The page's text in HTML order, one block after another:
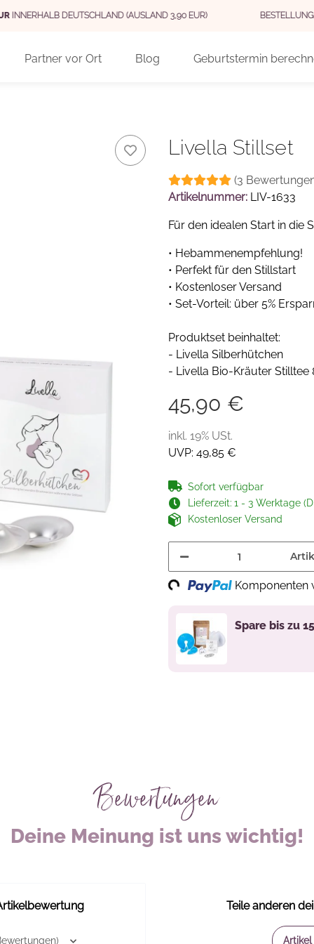
BIS 9 UHR -VERSAND NOCH AM SELBEN TAG (WERKTAGS MO -
Partner vor Ort Blog Geburtstermin
Livella Stillset
(3
Artikelnummer: LIV-1633
Für den idealen Start in die
• Hebammenempfehlung!
• Perfekt für den Stillstart
• Kostenloser Versand
• Set-Vorteil: über 5%
Produktset beinhaltet:
- Livella Silberhütchen
- Livella Bio-Kräuter Stilltee
45,90 €
inkl. 19% USt.
UVP: 49,85 €
Sofort verfügbar
Lieferzeit: 1 - 3 Werktage
Kostenloser Versand
Loading... Komponenten
Spare bis zu
Bewertungen
Deine Meinung ist uns wichtig!
Teile anderen